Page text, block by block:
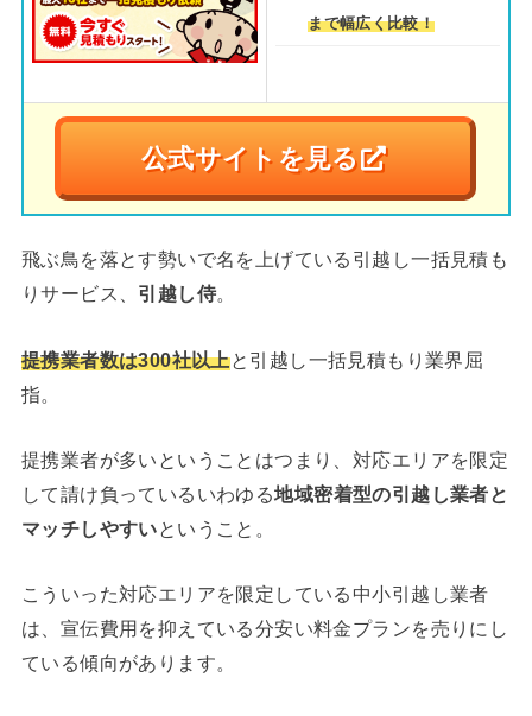
まで幅広く比較！
公式サイトを見る
飛ぶ鳥を落とす勢いで名を上げている引越し一括見積も
りサービス、 引越し侍。
提携業者数は300社以上と引越し一括見積もり業界屈
指。
提携業者が多いということはつまり、対応エリアを限定
して請け負っているいわゆる地域密着型の引越し業者と
マッチしやすいということ。
こういった対応エリアを限定している中小引越し業者
は、宣伝費用を抑えている分安い料金プランを売りにし
ている傾向があります。